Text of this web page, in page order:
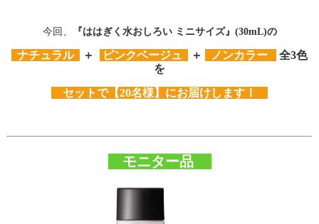
今回、 『ははぎく水おしろい ミニサイズ』(30mL)の
ナチュラル ＋ ピンクベージュ ＋ ノンカラー
全3色
を
セットで【20名様】にお届けします！
モニター品